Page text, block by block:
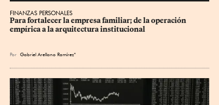
FINANZAS PERSONALES
Para fortalecer la empresa familiar; de la operación
empírica a la arquitectura institucional
Por Gabriel Arellano Ramírez*